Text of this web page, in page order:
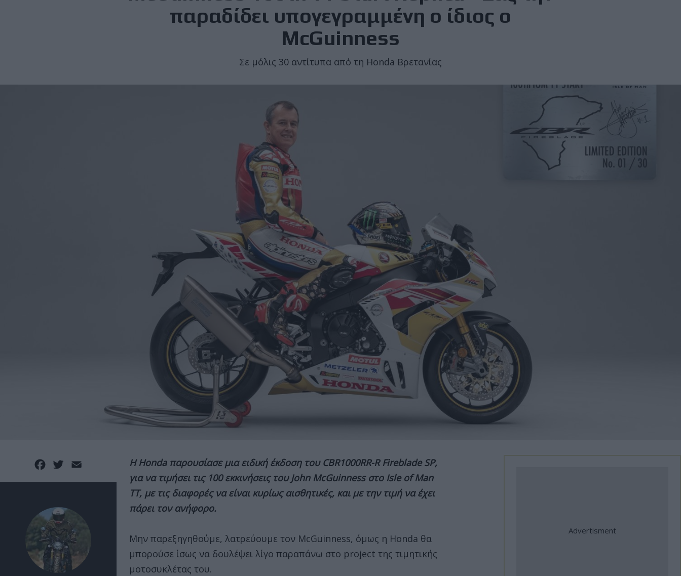
παραδίδει υπογεγραμμένη ο ίδιος ο
McGuinness
Σε μόλις 30 αντίτυπα από τη Honda Βρετανίας
Facebook
Twitter
Η Honda παρουσίασε μια ειδική έκδοση του CBR1000RR-R Fireblade SP,
για να τιμήσει τις 100 εκκινήσεις του John McGuinness στο Isle of Man
TT, με τις διαφορές να είναι κυρίως αισθητικές, και με την τιμή να έχει
πάρει τον ανήφορο.
Μην παρεξηγηθούμε, λατρεύουμε τον McGuinness, όμως η Honda θα
μπορούσε ίσως να δουλέψει λίγο παραπάνω στο project της τιμητικής
μοτοσυκλέτας του.